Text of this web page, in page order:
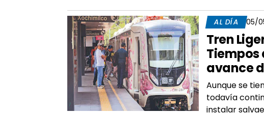
AL DÍA 05/
Tren
Tiempos
avance
Aunque se
todavía
instalar